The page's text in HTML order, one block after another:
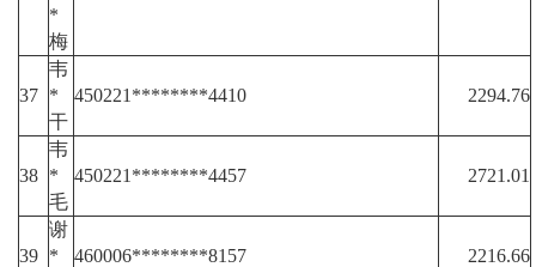
*
梅
37
韦
*
干
450221********4410 2294.76
38
韦
*
毛
450221********4457 2721.01
39
谢
*
460006********8157 2216.66